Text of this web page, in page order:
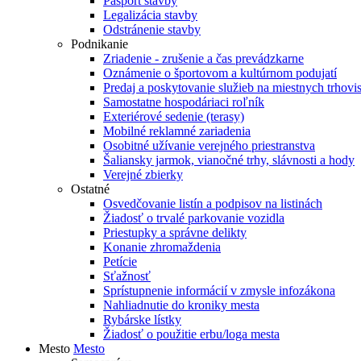
Legalizácia stavby
Odstránenie stavby
Podnikanie
Zriadenie - zrušenie a čas prevádzkarne
Oznámenie o športovom a kultúrnom podujatí
Predaj a poskytovanie služieb na miestnych
Samostatne hospodáriaci roľník
Exteriérové sedenie (terasy)
Mobilné reklamné zariadenia
Osobitné užívanie verejného priestranstva
Šaliansky jarmok, vianočné trhy, slávnosti a hody
Verejné zbierky
Ostatné
Osvedčovanie listín a podpisov na listinách
Žiadosť o trvalé parkovanie vozidla
Priestupky a správne delikty
Konanie zhromaždenia
Petície
Sťažnosť
Sprístupnenie informácií v zmysle infozákona
Nahliadnutie do kroniky mesta
Rybárske lístky
Žiadosť o použitie erbu/loga mesta
Mesto Mesto